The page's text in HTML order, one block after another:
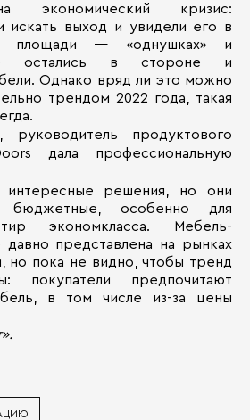
экономический кризис:
искать выход и увидели его в
площади — «однушках» и
остались в стороне и
Однако вряд ли это можно
трендом 2022 года, такая
руководитель продуктового
дала профессиональную
интересные решения, но они
особенно для
экономкласса. Мебель-
представлена на рынках
но пока не видно, чтобы тренд
покупатели предпочитают
в том числе из-за цены